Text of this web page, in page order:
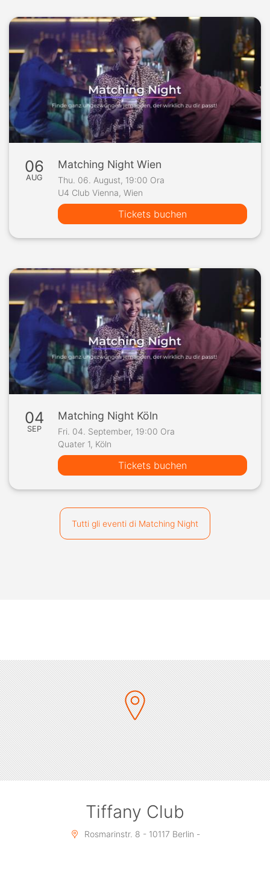
06
AUG
Matching Night Wien
Thu. 06. August, 19:00 Ora
U4 Club Vienna, Wien
Tickets buchen
04
SEP
Matching Night Köln
Fri. 04. September, 19:00 Ora
Quater 1, Köln
Tickets buchen
Tutti gli eventi di Matching Night
Tiffany Club
Rosmarinstr. 8 - 10117 Berlin -